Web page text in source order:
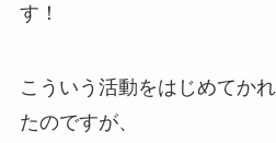
す！
こういう活動をはじめてか
たのですが、